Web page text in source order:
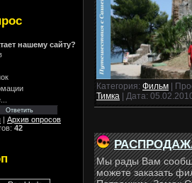
нашему сайту?
| Архив опросов
42
Категория: Фильм |
Тимка | Дата:
Мы рады Вам
можете заказать